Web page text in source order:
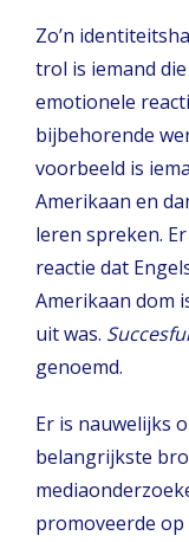
Zo’n
trol is iemand
emotionele
bijbehorende
voorbeeld is
Amerikaan en
leren spreken.
reactie dat
Amerikaan dom
uit was.
genoemd.
Er is nauwelijks
belangrijkste
promoveerde